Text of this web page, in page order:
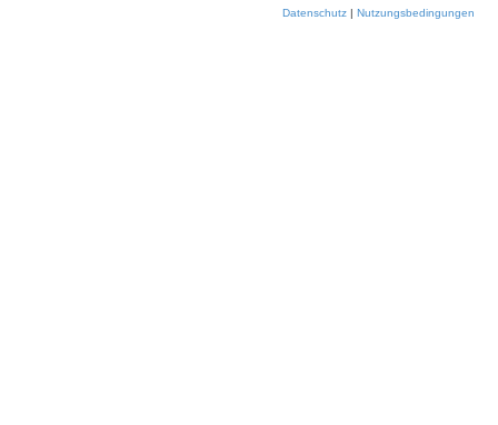
Datenschutz | Nutzungsbedingungen